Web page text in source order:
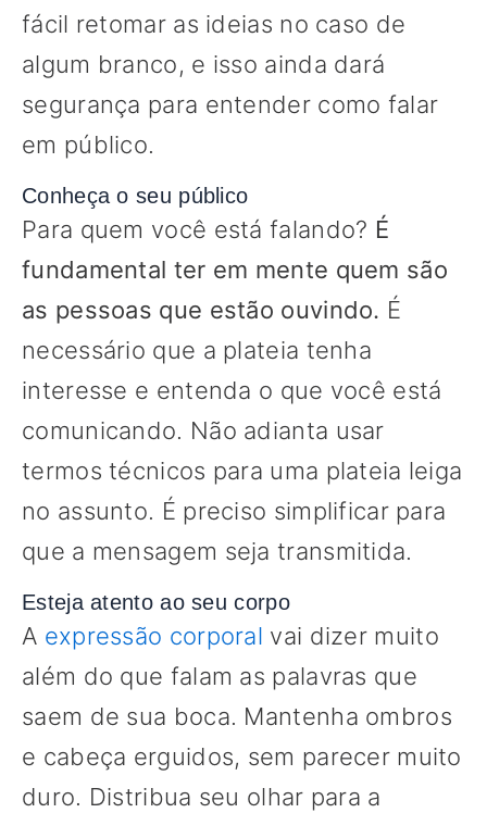
fácil retomar as ideias no caso de
algum branco, e isso ainda dará
segurança para entender como falar
em público.
Conheça o seu público
Para quem você está falando? É
fundamental ter em mente quem são
as pessoas que estão ouvindo. É
necessário que a plateia tenha
interesse e entenda o que você está
comunicando. Não adianta usar
termos técnicos para uma plateia leiga
no assunto. É preciso simplificar para
que a mensagem seja transmitida.
Esteja atento ao seu corpo
A expressão corporal vai dizer muito
além do que falam as palavras que
saem de sua boca. Mantenha ombros
e cabeça erguidos, sem parecer muito
duro. Distribua seu olhar para a